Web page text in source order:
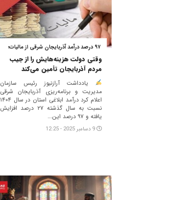
وقتی دولت هزینه‌هایش را از جیب
مردم آذربایجان تأمین می‌کند
یادداشت آرازنیوز رئیس سازمان
مدیریت و برنامه‌ریزی آذربایجان شرقی
اعلام کرد درآمد ابلاغی استان در سال ۱۴۰۴
نسبت به سال گذشته ۲۷ درصد افزایش
یافته و ۹۷ درصد این...
9 دسامبر 2025 - 12:25